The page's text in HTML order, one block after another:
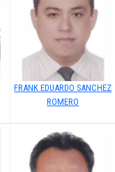
FRANK EDUARDO SANCHEZ
ROMERO